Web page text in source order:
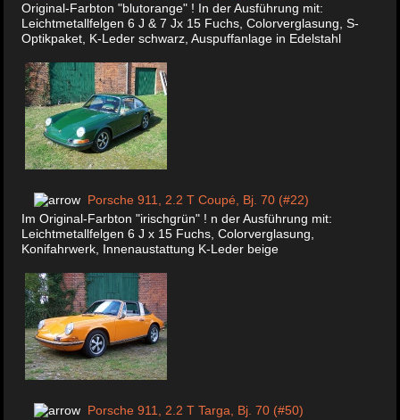
Original-Farbton "blutorange" ! In der Ausführung mit:
Leichtmetallfelgen 6 J & 7 Jx 15 Fuchs, Colorverglasung, S-
Optikpaket, K-Leder schwarz, Auspuffanlage in Edelstahl
Porsche 911, 2.2 T Coupé, Bj. 70 (#22)
Im Original-Farbton "irischgrün" ! n der Ausführung mit:
Leichtmetallfelgen 6 J x 15 Fuchs, Colorverglasung,
Konifahrwerk, Innenaustattung K-Leder beige
Porsche 911, 2.2 T Targa, Bj. 70 (#50)